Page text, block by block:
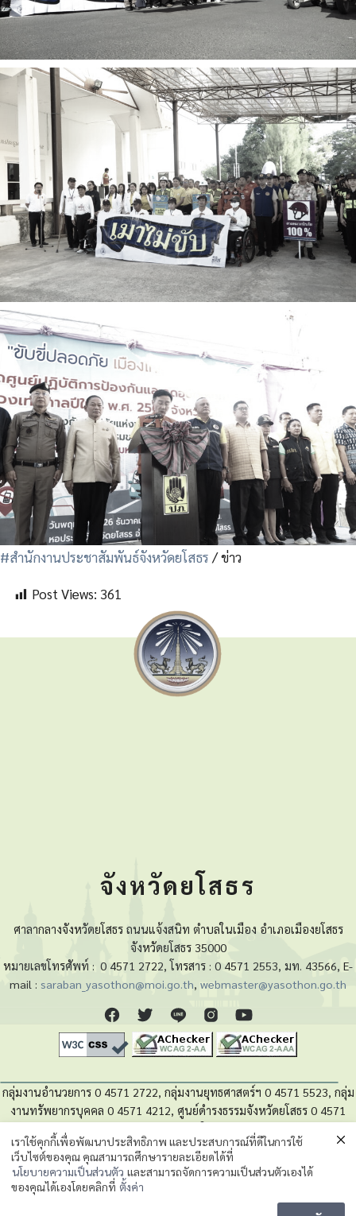
#สำนักงานประชาสัมพันธ์จังหวัดยโสธร / ข่าว
Post Views: 361
จังหวัดยโสธร
ศาลากลางจังหวัดยโสธร ถนนแจ้งสนิท ตำบลในเมือง อำเภอเมืองยโสธร
จังหวัดยโสธร 35000
หมายเลขโทรศัพท์ : 0 4571 2722, โทรสาร : 0 4571 2553, มท. 43566, E-
mail : saraban_yasothon@moi.go.th, webmaster@yasothon.go.th
กลุ่มงานอำนวยการ 0 4571 2722, กลุ่มงานยุทธศาสตร์ฯ 0 4571 5523, กลุ่ม
งานทรัพยากรบุคคล 0 4571 4212, ศูนย์ดำรงธรรมจังหวัดยโสธร 0 4571
นโยบายความเป็นส่วนตัวของข้อมูล
©2023 กลุ่มงานยุทธศาสตร์และข้อมูลเพื่อการพัฒนาจังหวัด. สำนักงานจังหวัดยโสธร.
เราใช้คุกกี้เพื่อพัฒนาประสิทธิภาพ และประสบการณ์ที่ดีในการใช้
เว็บไซต์ของคุณ คุณสามารถศึกษารายละเอียดได้ที่
นโยบายความเป็นส่วนตัว และสามารถจัดการความเป็นส่วนตัวเองได้
ของคุณได้เองโดยคลิกที่ ตั้งค่า